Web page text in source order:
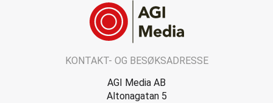
KONTAKT- OG BESØKSADRESSE
AGI Media AB
Altonagatan 5